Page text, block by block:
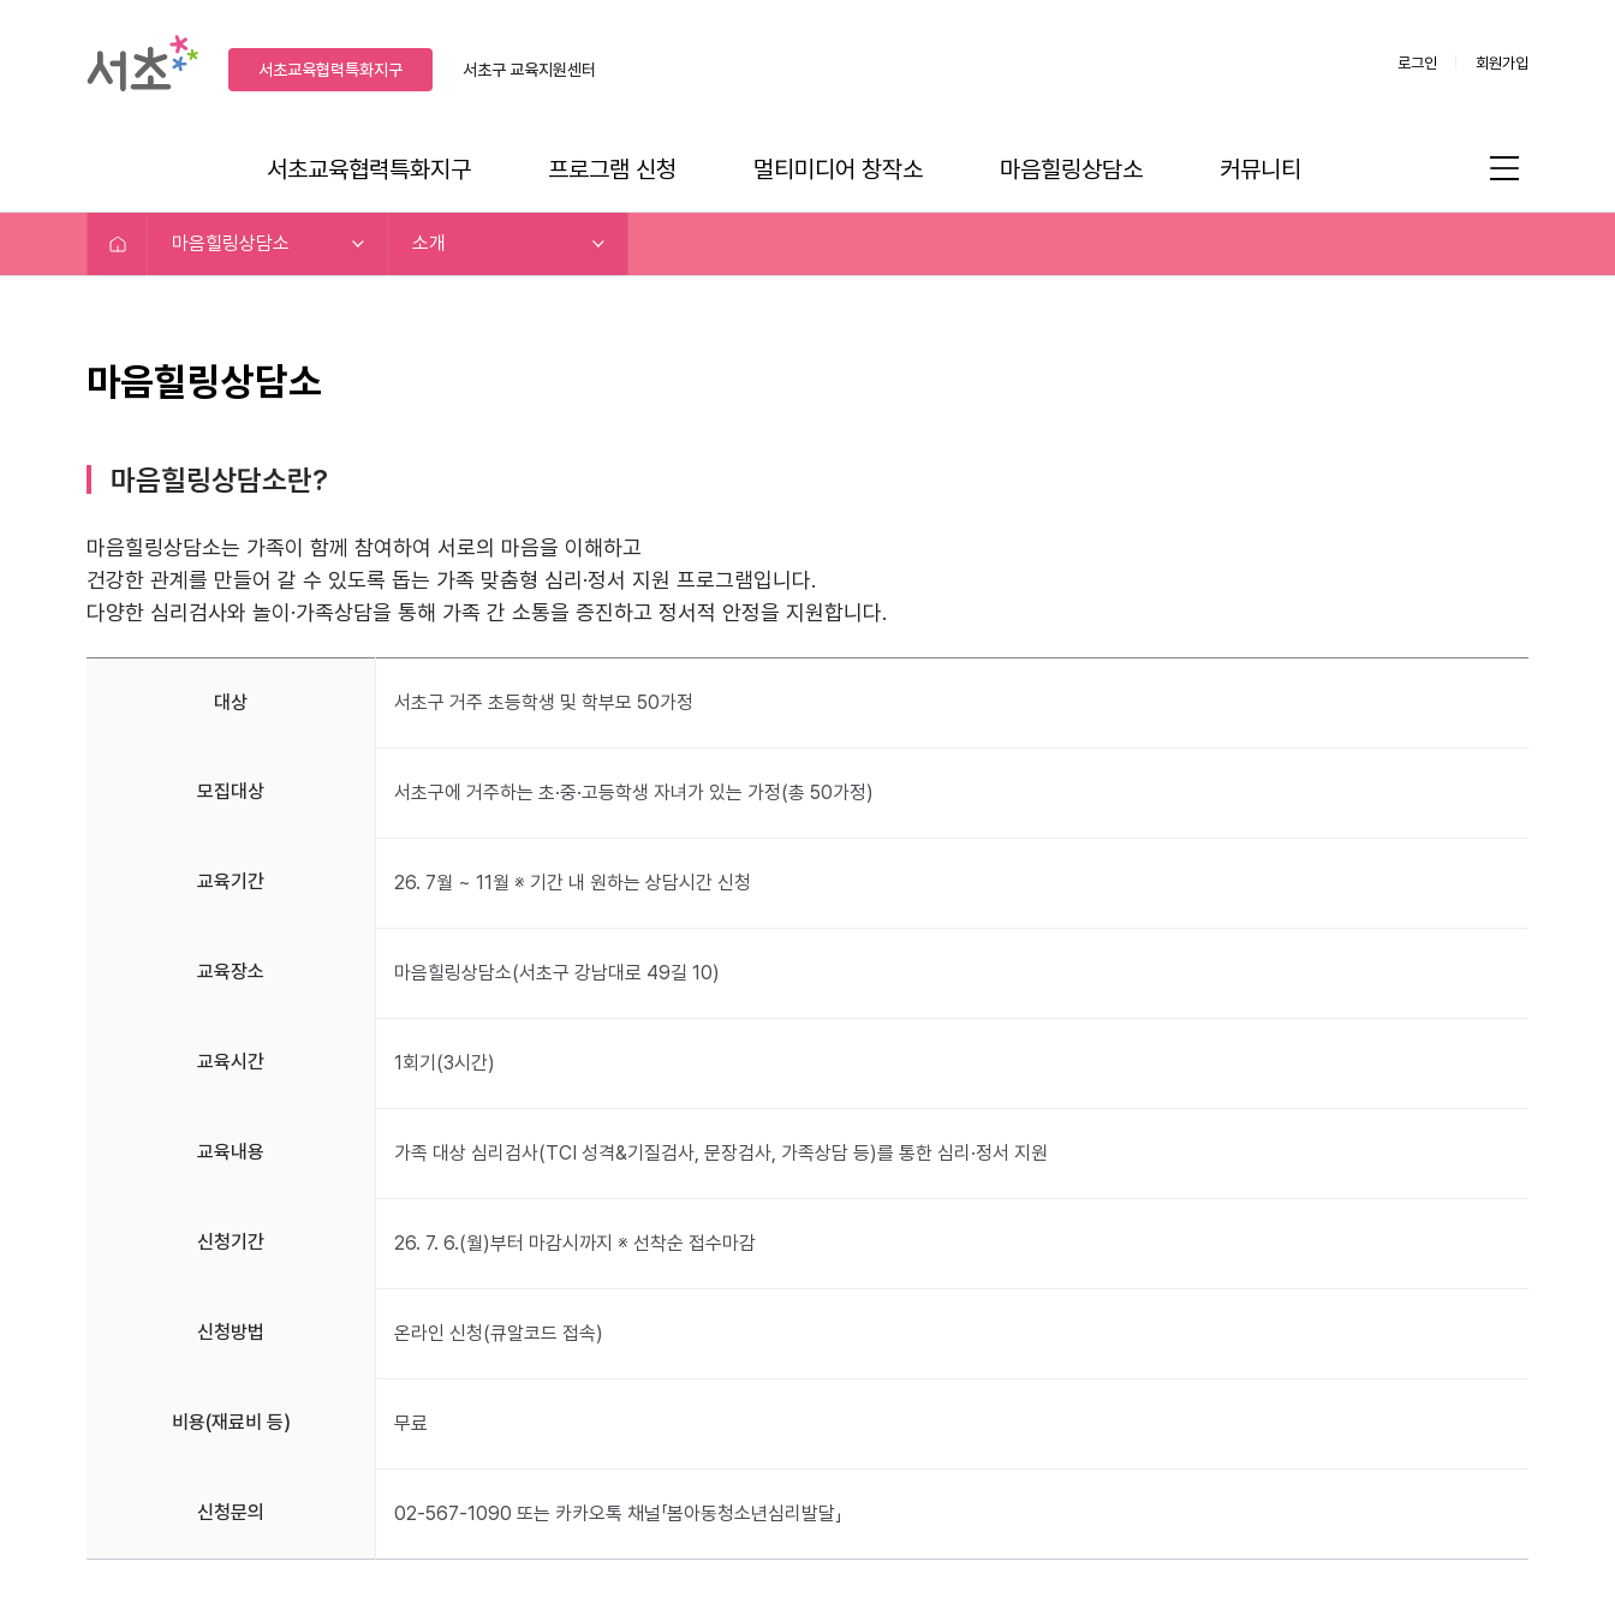
서초교육협력특화지구 서초구교육지원센터 로그인 회원가입
서초교육협력특화지구 프로그램 신청 멀티미디어 창작소 마음힐링상담소 커뮤니티
마음힐링상담소 소개
마음힐링상담소
마음힐링상담소란?
마음힐링상담소는 가족이 함께 참여하여 서로의 마음을 이해하고
건강한 관계를 만들어 갈 수 있도록 돕는 가족 맞춤형 심리·정서 지원 프로그램입니다.
다양한 심리검사와 놀이·가족상담을 통해 가족 간 소통을 증진하고 정서적 안정을 지원합니다.
대상 서초구 거주 초등학생 및 학부모 50가정
모집대상 서초구에 거주하는 초·중·고등학생 자녀가 있는 가정(총 50가정)
교육기간 26. 7월 ~ 11월 ※ 기간 내 원하는 상담시간 신청
교육장소 마음힐링상담소(서초구 강남대로 49길 10)
교육시간 1회기(3시간)
교육내용 가족 대상 심리검사(TCI 성격&기질검사, 문장검사, 가족상담 등)를 통한 심리·정서 지원
신청기간 26. 7. 6.(월)부터 마감시까지 ※ 선착순 접수마감
신청방법 온라인 신청(큐알코드 접속)
비용(재료비 등) 무료
신청문의 02-567-1090 또는 카카오톡 채널「봄아동청소년심리발달」